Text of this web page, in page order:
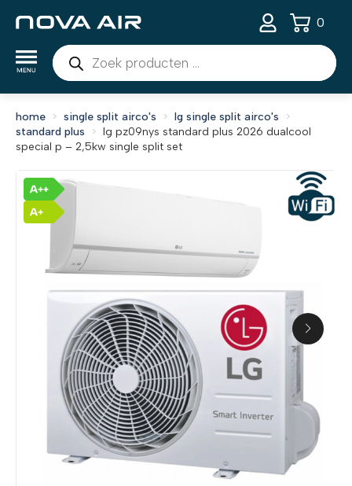
Producten
zoeken
0
home single split airco's
lg single split airco's
standard plus
lg pz09nys standard plus 2026 dualcool
special p – 2,5kw single split set